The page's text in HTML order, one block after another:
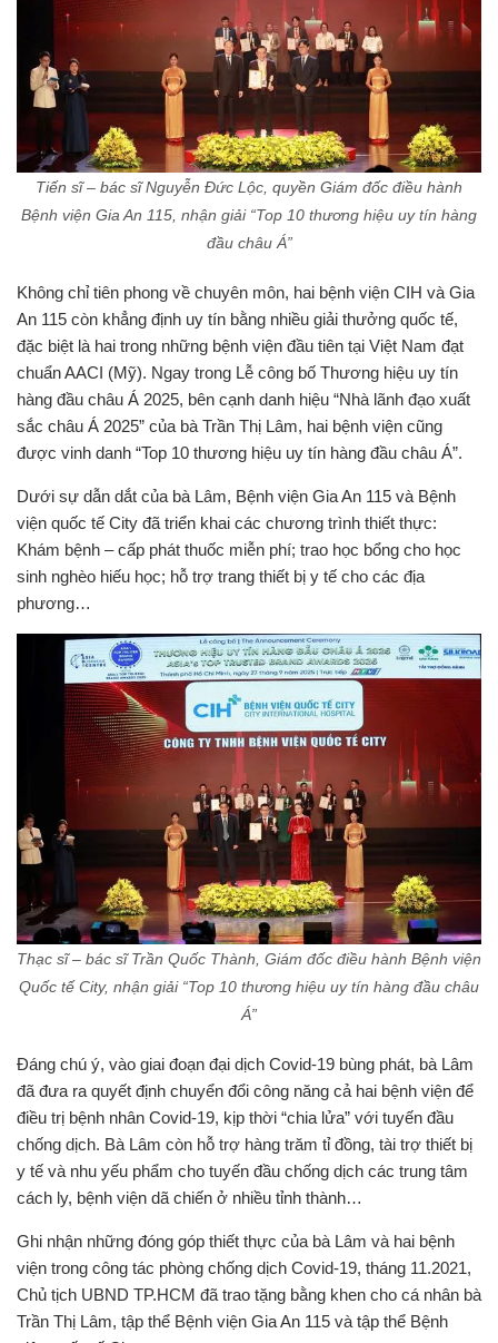
Tiến sĩ – bác sĩ Nguyễn Đức Lộc, quyền Giám đốc điều hành
Bệnh viện Gia An 115, nhận giải “Top 10 thương hiệu uy tín hàng
đầu châu Á”
Không chỉ tiên phong về chuyên môn, hai bệnh viện CIH và Gia
An 115 còn khẳng định uy tín bằng nhiều giải thưởng quốc tế,
đặc biệt là hai trong những bệnh viện đầu tiên tại Việt Nam đạt
chuẩn AACI (Mỹ). Ngay trong Lễ công bố Thương hiệu uy tín
hàng đầu châu Á 2025, bên cạnh danh hiệu “Nhà lãnh đạo xuất
sắc châu Á 2025” của bà Trần Thị Lâm, hai bệnh viện cũng
được vinh danh “Top 10 thương hiệu uy tín hàng đầu châu Á”.
Dưới sự dẫn dắt của bà Lâm, Bệnh viện Gia An 115 và Bệnh
viện quốc tế City đã triển khai các chương trình thiết thực:
Khám bệnh – cấp phát thuốc miễn phí; trao học bổng cho học
sinh nghèo hiếu học; hỗ trợ trang thiết bị y tế cho các địa
phương…
Thạc sĩ – bác sĩ Trần Quốc Thành, Giám đốc điều hành Bệnh viện
Quốc tế City, nhận giải “Top 10 thương hiệu uy tín hàng đầu châu
Á”
Đáng chú ý, vào giai đoạn đại dịch Covid-19 bùng phát, bà Lâm
đã đưa ra quyết định chuyển đổi công năng cả hai bệnh viện để
điều trị bệnh nhân Covid-19, kịp thời “chia lửa” với tuyến đầu
chống dịch. Bà Lâm còn hỗ trợ hàng trăm tỉ đồng, tài trợ thiết bị
y tế và nhu yếu phẩm cho tuyến đầu chống dịch các trung tâm
cách ly, bệnh viện dã chiến ở nhiều tỉnh thành…
Ghi nhận những đóng góp thiết thực của bà Lâm và hai bệnh
viện trong công tác phòng chống dịch Covid-19, tháng 11.2021,
Chủ tịch UBND TP.HCM đã trao tặng bằng khen cho cá nhân bà
Trần Thị Lâm, tập thể Bệnh viện Gia An 115 và tập thể Bệnh